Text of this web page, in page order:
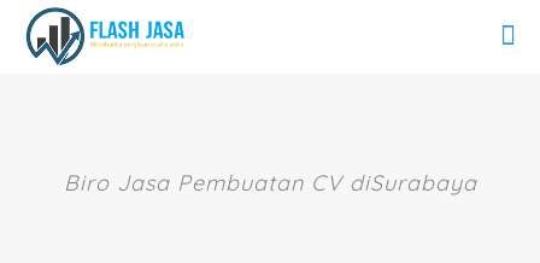
Biro Jasa Pembuatan CV diSurabaya